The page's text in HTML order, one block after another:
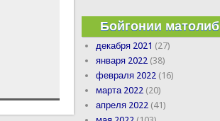
Бойгонии матолиб
декабря 2021 (27)
января 2022 (38)
февраля 2022 (16)
марта 2022 (20)
апреля 2022 (41)